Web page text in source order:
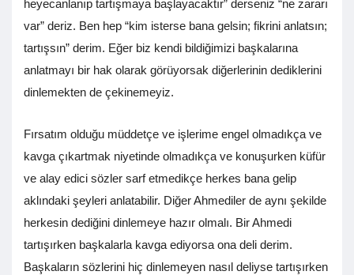
heyecanlanıp tartışmaya başlayacaktır” derseniz “ne zararı
var” deriz. Ben hep “kim isterse bana gelsin; fikrini anlatsın;
tartışsın” derim. Eğer biz kendi bildiğimizi başkalarına
anlatmayı bir hak olarak görüyorsak diğerlerinin dediklerini
dinlemekten de çekinemeyiz.
Fırsatım olduğu müddetçe ve işlerime engel olmadıkça ve
kavga çıkartmak niyetinde olmadıkça ve konuşurken küfür
ve alay edici sözler sarf etmedikçe herkes bana gelip
aklındaki şeyleri anlatabilir. Diğer Ahmediler de aynı şekilde
herkesin dediğini dinlemeye hazır olmalı. Bir Ahmedi
tartışırken başkalarla kavga ediyorsa ona deli derim.
Başkaların sözlerini hiç dinlemeyen nasıl deliyse tartışırken